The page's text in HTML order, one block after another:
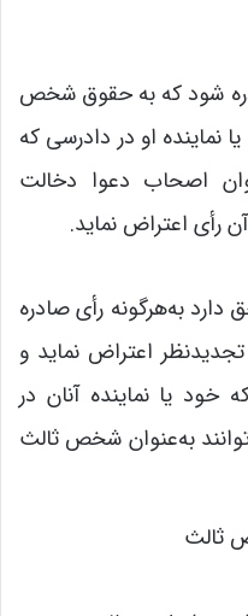
شود که به‌ حقوق شخص
نماینده او در دادرسی که
اصحاب دعوا دخالت
رأی اعتراض نماید.
به‌هرگونه رأی صادره
اعتراض نماید و
یا نماینده آنان در
به‌عنوان شخص ثالث
ثالث